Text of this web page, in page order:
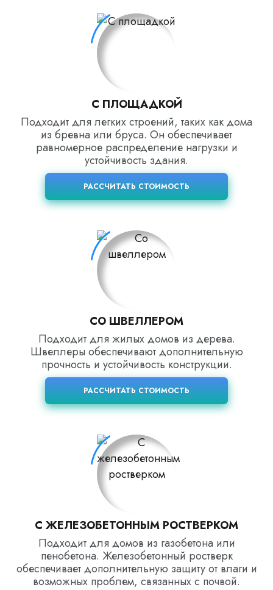
С ПЛОЩАДКОЙ
Подходит для легких строений, таких как дома
из бревна или бруса. Он обеспечивает
равномерное распределение нагрузки и
устойчивость здания.
РАССЧИТАТЬ СТОИМОСТЬ
СО ШВЕЛЛЕРОМ
Подходит для жилых домов из дерева.
Швеллеры обеспечивают дополнительную
прочность и устойчивость конструкции.
РАССЧИТАТЬ СТОИМОСТЬ
С ЖЕЛЕЗОБЕТОННЫМ РОСТВЕРКОМ
Подходит для домов из газобетона или
пенобетона. Железобетонный ростверк
обеспечивает дополнительную защиту от влаги и
возможных проблем, связанных с почвой.